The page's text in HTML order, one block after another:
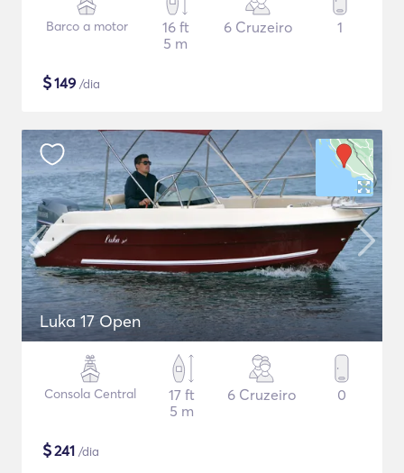
Barco a motor
16 ft
5 m
6 Cruzeiro 1
$149 /dia
Luka 17 Open
Consola Central
17 ft
5 m
6 Cruzeiro 0
$241 /dia